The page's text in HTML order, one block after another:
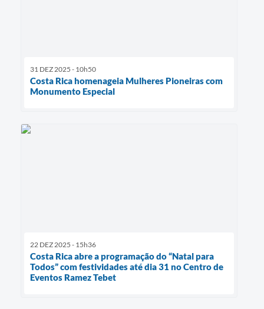
31 DEZ 2025 - 10h50
Costa Rica homenageia Mulheres Pioneiras com
Monumento Especial
22 DEZ 2025 - 15h36
Costa Rica abre a programação do “Natal para
Todos” com festividades até dia 31 no Centro de
Eventos Ramez Tebet